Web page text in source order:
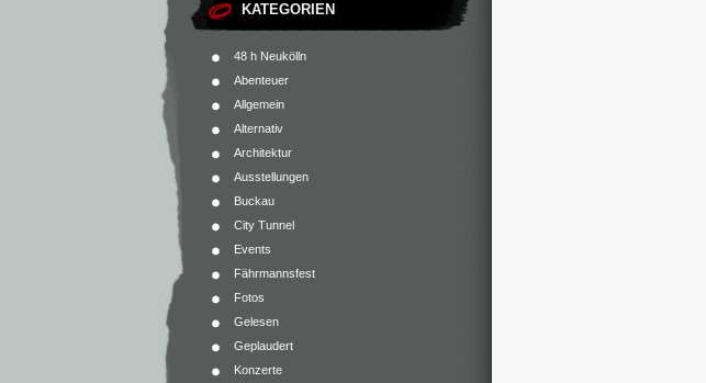
KATEGORIEN
48 h Neukölln
Abenteuer
Allgemein
Alternativ
Architektur
Ausstellungen
Buckau
City Tunnel
Events
Fährmannsfest
Fotos
Gelesen
Geplaudert
Konzerte